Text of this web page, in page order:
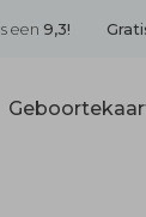
een 9,3!